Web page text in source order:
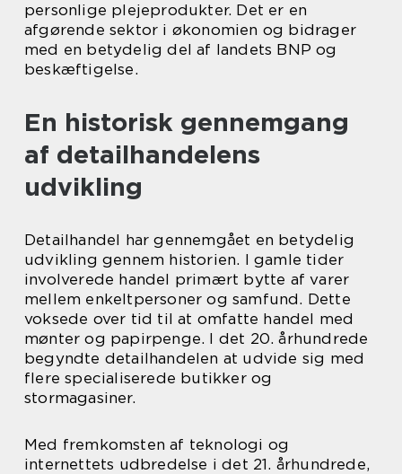
personlige plejeprodukter. Det er en
afgørende sektor i økonomien og bidrager
med en betydelig del af landets BNP og
beskæftigelse.
En historisk gennemgang
af detailhandelens
udvikling
Detailhandel har gennemgået en betydelig
udvikling gennem historien. I gamle tider
involverede handel primært bytte af varer
mellem enkeltpersoner og samfund. Dette
voksede over tid til at omfatte handel med
mønter og papirpenge. I det 20. århundrede
begyndte detailhandelen at udvide sig med
flere specialiserede butikker og
stormagasiner.
Med fremkomsten af teknologi og
internettets udbredelse i det 21. århundrede,